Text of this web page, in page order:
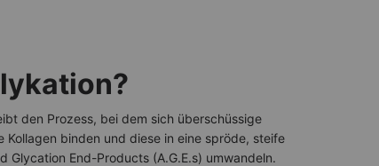
den Prozess, bei dem sich überschüssige
Kollagen binden und diese in eine spröde, steife
Glycation End-Products (A.G.E.s) umwandeln.